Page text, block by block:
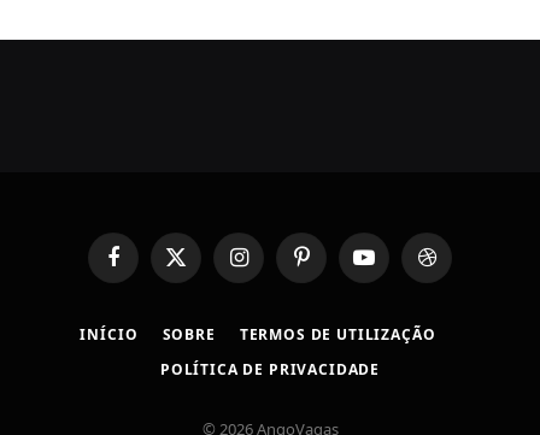
FacebookX
(Twitter)
InstagramPinterestYouTubeDribbble
INÍCIO SOBRE
TERMOS DE UTILIZAÇÃO
POLÍTICA DE PRIVACIDADE
© 2026 AngoVagas